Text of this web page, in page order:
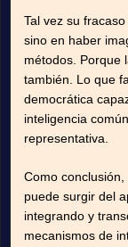
Tal vez su
sino en haber
métodos. Porque
también. Lo que
democrática
inteligencia
representativa.
Como
puede surgir del
integrando y
mecanismos de